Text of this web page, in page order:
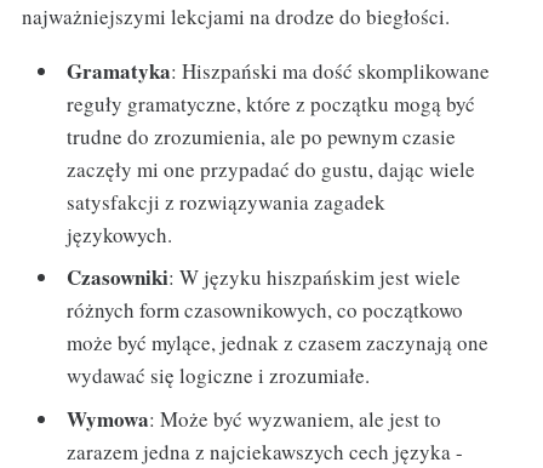
najważniejszymi lekcjami na drodze do biegłości.
Gramatyka: Hiszpański ma dość skomplikowane
reguły gramatyczne, które z początku mogą być
trudne do zrozumienia, ale po pewnym czasie
zaczęły mi one przypadać do gustu, dając wiele
satysfakcji z rozwiązywania zagadek
językowych.
Czasowniki: W języku hiszpańskim jest wiele
różnych form czasownikowych, co początkowo
może być mylące, jednak z czasem zaczynają one
wydawać się logiczne i zrozumiałe.
Wymowa: Może być wyzwaniem, ale jest to
zarazem jedna z najciekawszych cech języka -